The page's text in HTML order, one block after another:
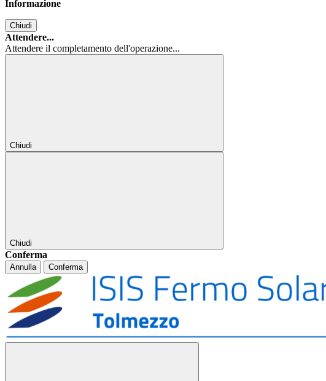
Informazione
Chiudi
Attendere...
Attendere il completamento dell'operazione...
Chiudi
Chiudi
Conferma
Annulla Conferma